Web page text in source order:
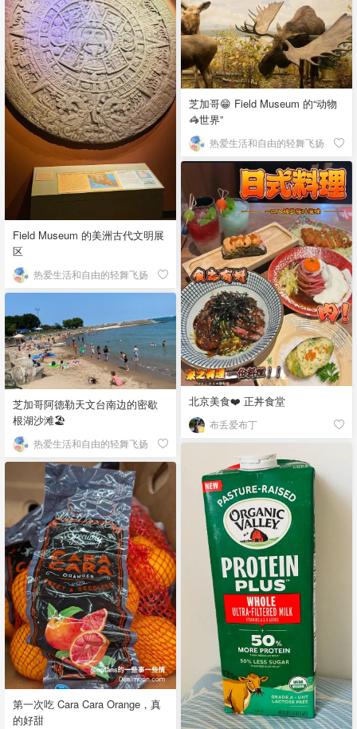
Field Museum 的美洲古代文明展
区
热爱生活和自由的轻舞飞扬
芝加哥😁 Field Museum 的“动物
🦓世界”
热爱生活和自由的轻舞飞扬
北京美食❤️ 正丼食堂
布丢爱布丁
芝加哥阿德勒天文台南边的密歇
根湖沙滩🏖️
热爱生活和自由的轻舞飞扬
第一次吃 Cara Cara Orange，真
的好甜